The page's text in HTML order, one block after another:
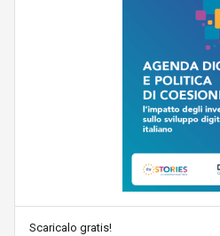
Scaricalo gratis!